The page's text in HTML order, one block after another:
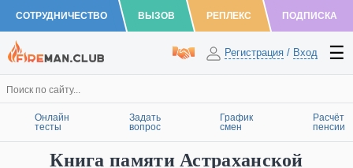
СОТРУДНИЧЕСТВО ВЫЗОВ РЕПЛЕКС ПОДПИСКА
Регистрация / Вход
Онлайн
тесты
Задать
вопрос
График
смен
Расчёт
пенсии
Книга памяти Астраханской